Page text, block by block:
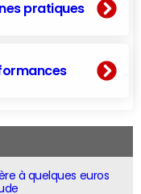
pratiques
à quelques euros